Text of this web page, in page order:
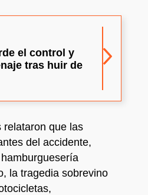
el control y
tras huir de
relataron que las
del accidente,
la tragedia sobrevino